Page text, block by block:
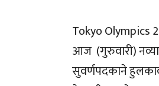
Tokyo Olympics
आज (गुरुवारी)
सुवर्णपदकाने